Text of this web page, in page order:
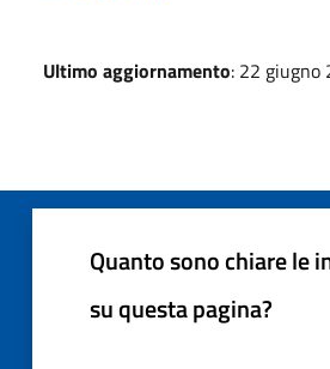
Ultimo aggiornamento: 22 giugno
Quanto sono chiare le
su questa pagina?